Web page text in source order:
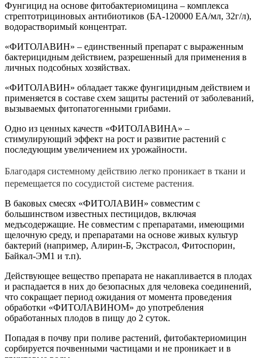
Фунгицид на основе фитобактериомицина – комплекса
стрептотрициновых антибиотиков (БА-120000 ЕА/мл, 32г/л),
водорастворимый концентрат.
«ФИТОЛАВИН» – единственный препарат с выраженным
бактерицидным действием, разрешенный для применения в
личных подсобных хозяйствах.
«ФИТОЛАВИН» обладает также фунгицидным действием и
применяется в составе схем защиты растений от заболеваний,
вызываемых фитопатогенными грибами.
Одно из ценных качеств «ФИТОЛАВИНА» –
стимулирующий эффект на рост и развитие растений с
последующим увеличением их урожайности.
Благодаря системному действию легко проникает в ткани и
перемещается по сосудистой системе растения.
В баковых смесях «ФИТОЛАВИН» совместим с
большинством известных пестицидов, включая
медъсодержащие. Не совместим с препаратами, имеющими
щелочную среду, и препаратами на основе живых культур
бактерий (например, Алирин-Б, Экстрасол, Фитоспорин,
Байкал-ЭМ1 и т.п).
Действующее вещество препарата не накапливается в плодах
и распадается в них до безопасных для человека соединений,
что сокращает период ожидания от момента проведения
обработки «ФИТОЛАВИНОМ» до употребления
обработанных плодов в пищу до 2 суток.
Попадая в почву при поливе растений, фитобактериомицин
сорбируется почвенными частицами и не проникает и в